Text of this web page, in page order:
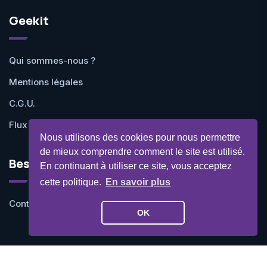
Nous utilisons des cookies pour nous permettre
de mieux comprendre comment le site est utilisé.
En continuant à utiliser ce site, vous acceptez
cette politique.
En savoir plus
OK
Geekit
Qui sommes-nous ?
Mentions légales
C.G.U.
Flux RSS
Besoin d'aide ?
Contactez-nous